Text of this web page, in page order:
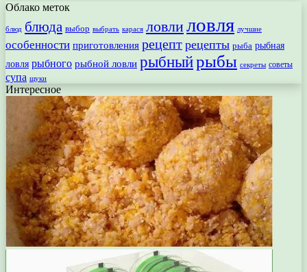
Облако меток
блюд блюда выбор выбрать карася ловлиловля лучшие
особенности приготовления рецепт рецепты рыба рыбная
ловля рыбного рыбной ловли рыбныйрыбы секреты советы
супа щуки
Интересное